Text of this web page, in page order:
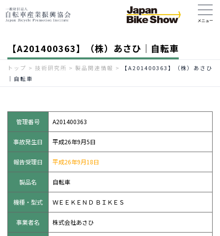
【A201400363】（株）あさひ｜自転車
トップ > 技術研究所 > 製品関連情報 >
【A201400363】（株）あさひ
｜自転車
管理番号 A201400363
事故発生日 平成26年9月5日
報告受理日 平成26年9月18日
製品名 自転車
機種・型式 ＷＥＥＫＥＮＤ ＢＩＫＥＳ
事業者名 株式会社あさひ